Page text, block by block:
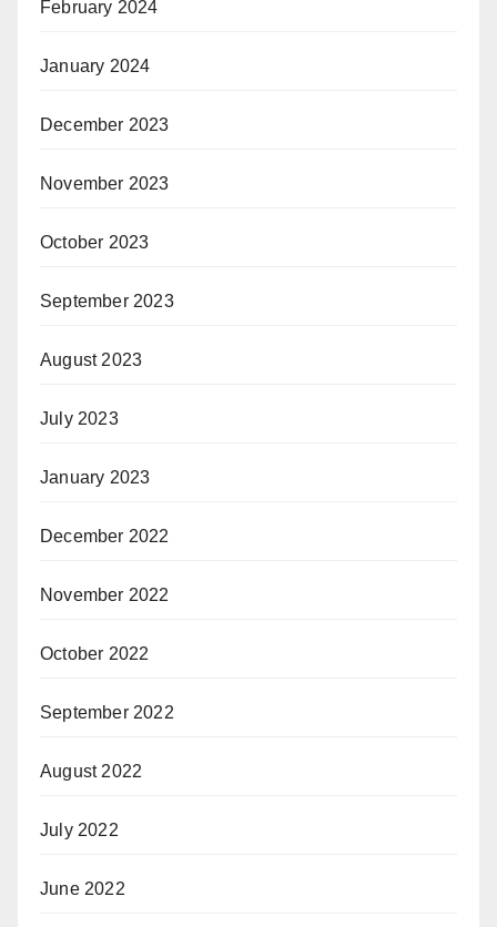
February 2024
January 2024
December 2023
November 2023
October 2023
September 2023
August 2023
July 2023
January 2023
December 2022
November 2022
October 2022
September 2022
August 2022
July 2022
June 2022